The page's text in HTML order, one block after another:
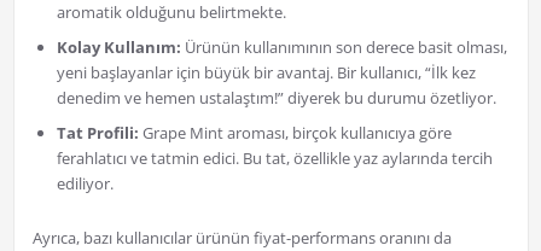
aromatik olduğunu belirtmekte.
Kolay Kullanım: Ürünün kullanımının son derece basit olması,
yeni başlayanlar için büyük bir avantaj. Bir kullanıcı, “İlk kez
denedim ve hemen ustalaştım!” diyerek bu durumu özetliyor.
Tat Profili: Grape Mint aroması, birçok kullanıcıya göre
ferahlatıcı ve tatmin edici. Bu tat, özellikle yaz aylarında tercih
ediliyor.
Ayrıca, bazı kullanıcılar ürünün fiyat-performans oranını da